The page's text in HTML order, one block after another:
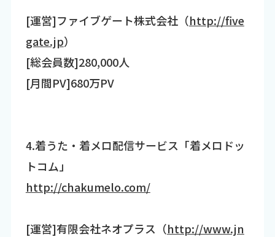
[運営]ファイブゲート株式会社（http://five
gate.jp）
[総会員数]280,000人
[月間PV]680万PV
4.着うた・着メロ配信サービス「着メロドッ
トコム」
http://chakumelo.com/
[運営]有限会社ネオプラス（http://www.jn